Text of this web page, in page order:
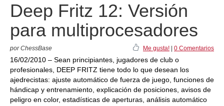
Deep Fritz 12: Versión
para multiprocesadores
por ChessBase Me gusta! 0 Comentarios
16/02/2010 – Sean principiantes, jugadores de club o
profesionales, DEEP FRITZ tiene todo lo que desean los
ajedrecistas: ajuste automático de fuerza de juego, funciones de
hándicap y entrenamiento, explicación de posiciones, avisos de
peligro en color, estadísticas de aperturas, análisis automático